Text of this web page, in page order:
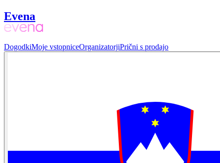
Evena
DogodkiMoje vstopniceOrganizatorjiPrični s prodajo